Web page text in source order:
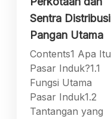
Sentra Distribusi
Pangan Utama
Contents1 Apa Itu
Pasar Induk?1.1
Fungsi Utama
Pasar Induk1.2
Tantangan yang